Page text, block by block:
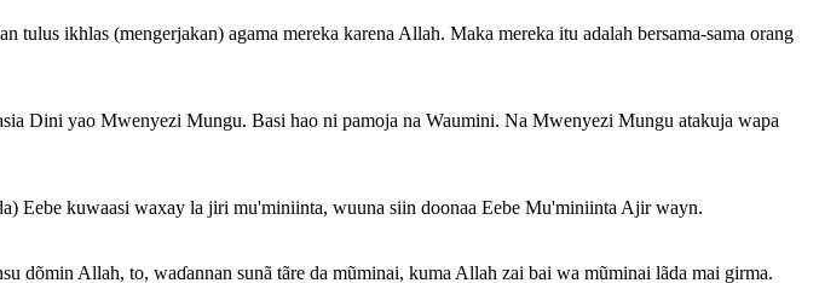
ikhlas (mengerjakan) agama mereka karena Allah. Maka mereka itu adalah bersama-sama orang
Dini yao Mwenyezi Mungu. Basi hao ni pamoja na Waumini. Na Mwenyezi Mungu atakuja wapa
Eebe kuwaasi waxay la jiri mu'miniinta, wuuna siin doonaa Eebe Mu'miniinta Ajir wayn.
dõmin Allah, to, waɗannan sunã tãre da mũminai, kuma Allah zai bai wa mũminai lãda mai girma.